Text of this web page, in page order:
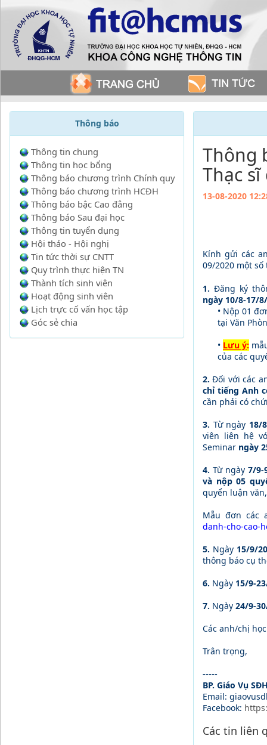
Thông báo
Thông tin chung
Thông tin học bổng
Thông báo chương trình Chính quy
Thông báo chương trình HCĐH
Thông báo bậc Cao đẳng
Thông báo Sau đại học
Thông tin tuyển dụng
Hội thảo - Hội nghị
Tin tức thời sự CNTT
Quy trình thực hiện TN
Thành tích sinh viên
Hoạt động sinh viên
Lịch trực cố vấn học tập
Góc sẻ chia
Thông
Thạc
13-08-2020
Kính gửi các
09/2020 một
1. Đăng ký
ngày 10/8-17/
• Nộp 01
tại Văn
• Lưu ý:
của các
2. Đối với các
chỉ tiếng Anh
cần phải có
3. Từ ngày 18/
viên liên hệ
Seminar ngày
4. Từ ngày7/9-
và nộp 05
quyển luận
Mẫu đơn các
danh-cho-cao-
5. Ngày 15/9/
thông báo cụ
6. Ngày 15/9-
7. Ngày 24/9-
Các anh/chị
Trân trọng,
-----
BP. Giáo Vụ
Email:
Facebook:
Các tin liên